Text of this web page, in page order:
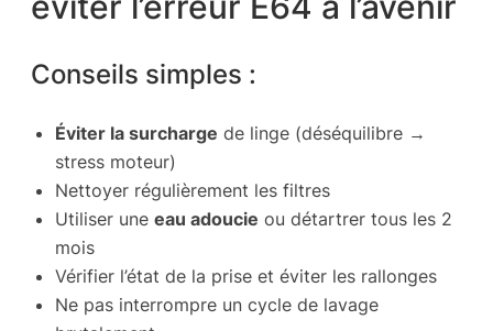
Conseils simples :
Éviter la surcharge de linge (déséquilibre →
stress moteur)
Nettoyer régulièrement les filtres
Utiliser une eau adoucie ou détartrer tous les 2
mois
Vérifier l’état de la prise et éviter les rallonges
Ne pas interrompre un cycle de lavage